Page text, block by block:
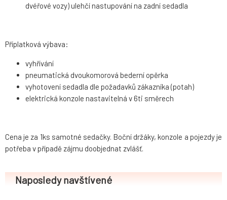
dvéřové vozy) ulehčí nastupování na zadní sedadla
Příplatková výbava:
vyhřívání
pneumatická dvoukomorová bederní opěrka
vyhotovení sedadla dle požadavků zákazníka (potah)
elektrická konzole nastavitelná v 6ti směrech
Cena je za 1ks samotné sedačky. Boční držáky, konzole a pojezdy je
potřeba v případě zájmu doobjednat zvlášť.
Naposledy navštívené